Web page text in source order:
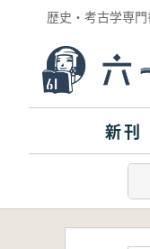
歴史・考古学専
新刊